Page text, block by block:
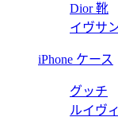
Dior 靴
イヴサ
iPhone ケース
グッチ
ルイヴ